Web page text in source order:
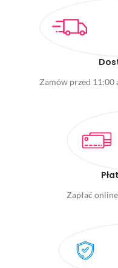
Zamów przed 11:00
Zapłać